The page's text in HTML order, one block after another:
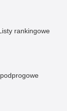
rankingowe